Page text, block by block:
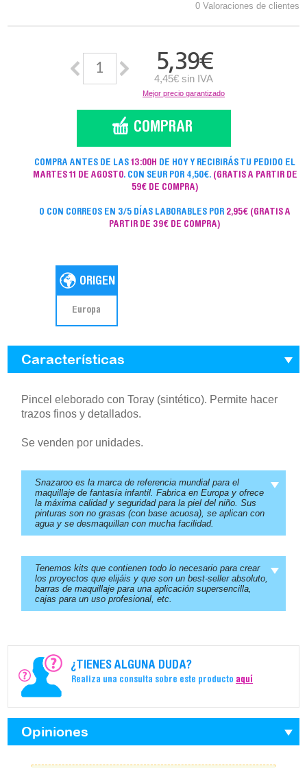
0 Valoraciones de clientes
5,39€
4,45€ sin IVA
Mejor precio garantizado
COMPRA ANTES DE LAS13:00H DE HOY Y RECIBIRÁS TU PEDIDO EL
MARTES 11 DE AGOSTO. CON SEUR POR 4,50€. (GRATIS A PARTIR DE
59€ DE COMPRA)
O CON CORREOS EN 3/5 DÍAS LABORABLES POR 2,95€ (GRATIS A
PARTIR DE 39€ DE COMPRA)
Europa
Características
Pincel eleborado con Toray (sintético). Permite hacer
trazos finos y detallados.
Se venden por unidades.
Snazaroo es la marca de referencia mundial para el
maquillaje de fantasía infantil. Fabrica en Europa y ofrece
la máxima calidad y seguridad para la piel del niño. Sus
pinturas son no grasas (con base acuosa), se aplican con
agua y se desmaquillan con mucha facilidad.
Tenemos kits que contienen todo lo necesario para crear
los proyectos que elijáis y que son un best-seller absoluto,
barras de maquillaje para una aplicación supersencilla,
cajas para un uso profesional, etc.
¿TIENES ALGUNA DUDA?
Realiza una consulta sobre este producto aquí
Opiniones